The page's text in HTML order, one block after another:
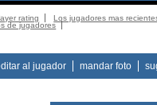
rating
Los jugadores mas
de jugadores
al jugador mandar foto